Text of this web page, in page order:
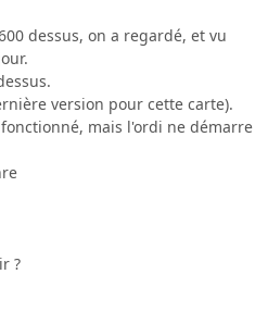
dessus, on a regardé, et vu
version pour cette carte).
mais l'ordi ne démarre
?